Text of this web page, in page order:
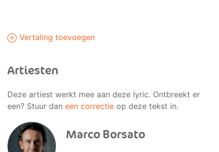
Vertaling toevoegen
Artiesten
Deze artiest werkt mee aan deze lyric. Ontbreekt er
een? Stuur dan een correctie op deze tekst in.
Marco Borsato